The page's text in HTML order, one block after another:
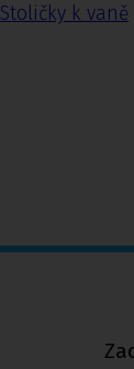
Stoličky k vaně